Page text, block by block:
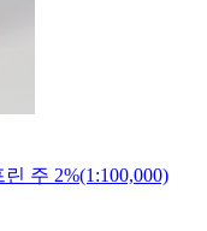
주 2%(1:100,000)